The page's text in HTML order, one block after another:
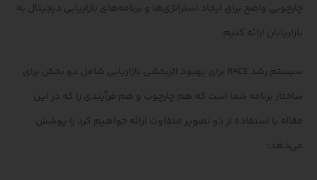
چارچوبی واضح برای ایجاد استراتژی‌ها و برنامه‌های بازاریابی دیجیتال به
بازاریابان ارائه کنیم.
سیستم رشد RACE برای بهبود اثربخشی بازاریابی شامل دو بخش برای
ساختار برنامه شما است که هم چارچوب و هم فرآیندی را که در این
مقاله با استفاده از دو تصویر متفاوت ارائه خواهیم کرد را پوشش
می‌دهد: